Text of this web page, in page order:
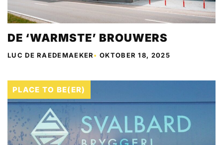
DE ‘WARMSTE’ BROUWERS
LUC DE RAEDEMAEKER•OKTOBER 18, 2025
PLACE TO BE(ER)